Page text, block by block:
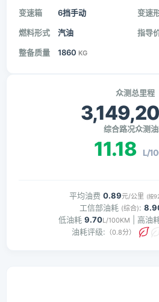
变速箱 6挡手动 变速
燃料形式 汽油 指导
整备质量 1860 KG
众测总里程
综合路况众测
11.18 L/
平均油费 0.89元/公里 (按
工信部油耗 (综合):
低油耗 9.70L/100KM | 高油
油耗评级: （0.8分）